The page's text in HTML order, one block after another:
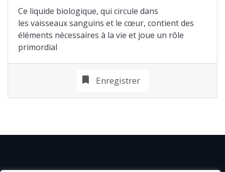
Ce liquide biologique, qui circule dans
les vaisseaux sanguins et le cœur, contient des
éléments nécessaires à la vie et joue un rôle
primordial
Enregistrer